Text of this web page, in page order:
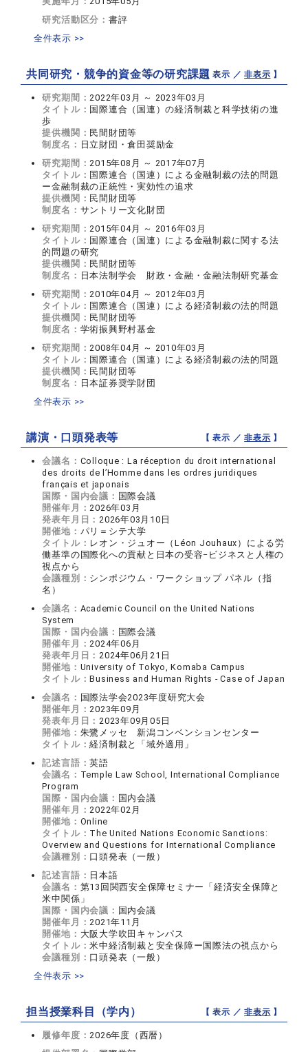
研究活動区分： 書評
全件表示 >>
共同研究・競争的資金等の研究課題【 表示 ／非表示 】
研究期間： 2022年03月 ～ 2023年03月
タイトル： 国際連合（国連）の経済制裁と科学技術の進
歩
提供機関： 民間財団等
制度名： 日立財団・倉田奨励金
研究期間： 2015年08月 ～ 2017年07月
タイトル： 国際連合（国連）による金融制裁の法的問題
ー金融制裁の正統性・実効性の追求
提供機関： 民間財団等
制度名： サントリー文化財団
研究期間： 2015年04月 ～ 2016年03月
タイトル： 国際連合（国連）による金融制裁に関する法
的問題の研究
提供機関： 民間財団等
制度名： 日本法制学会 財政・金融・金融法制研究基金
研究期間： 2010年04月 ～ 2012年03月
タイトル： 国際連合（国連）による経済制裁の法的問題
提供機関： 民間財団等
制度名： 学術振興野村基金
研究期間： 2008年04月 ～ 2010年03月
タイトル： 国際連合（国連）による経済制裁の法的問題
提供機関： 民間財団等
制度名： 日本証券奨学財団
全件表示 >>
講演・口頭発表等 【 表示 ／非表示 】
会議名： Colloque : La réception du droit international
des droits de l’Homme dans les ordres juridiques
français et japonais
国際・国内会議： 国際会議
開催年月： 2026年03月
発表年月日： 2026年03月10日
開催地： パリ＝シテ大学
タイトル： レオン・ジュオー（Léon Jouhaux）による労
働基準の国際化への貢献と日本の受容−ビジネスと人権の
視点から
会議種別： シンポジウム・ワークショップ パネル（指
名）
会議名： Academic Council on the United Nations
System
国際・国内会議： 国際会議
開催年月： 2024年06月
発表年月日： 2024年06月21日
開催地： University of Tokyo, Komaba Campus
タイトル：Business and Human Rights - Case of Japan
会議名： 国際法学会2023年度研究大会
開催年月： 2023年09月
発表年月日： 2023年09月05日
開催地： 朱鷺メッセ 新潟コンベンションセンター
タイトル：経済制裁と「域外適用」
記述言語：英語
会議名： Temple Law School, International Compliance
Program
国際・国内会議： 国内会議
開催年月： 2022年02月
開催地： Online
タイトル： The United Nations Economic Sanctions:
Overview and Questions for International Compliance
会議種別： 口頭発表（一般）
記述言語： 日本語
会議名： 第13回関西安全保障セミナー「経済安全保障と
米中関係」
国際・国内会議： 国内会議
開催年月： 2021年11月
開催地： 大阪大学吹田キャンパス
タイトル：米中経済制裁と安全保障ー国際法の視点から
会議種別： 口頭発表（一般）
全件表示 >>
担当授業科目（学内） 【 表示 ／非表示 】
履修年度： 2026年度（西暦）